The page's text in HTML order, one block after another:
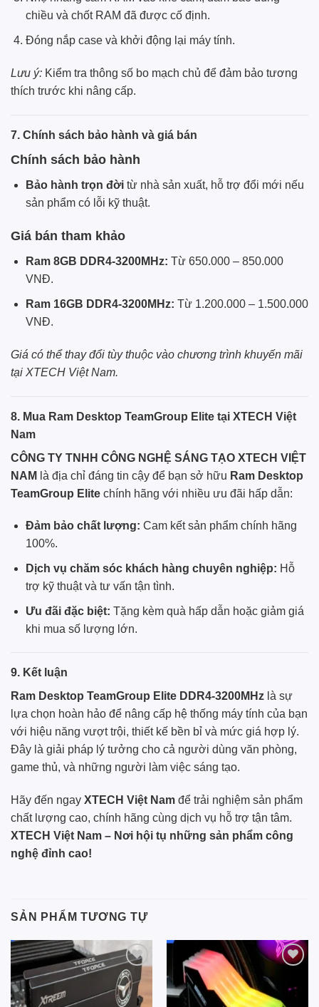
chiều và chốt RAM đã được cố định.
Đóng nắp case và khởi động lại máy tính.
Lưu ý: Kiểm tra thông số bo mạch chủ để đảm bảo tương
thích trước khi nâng cấp.
7. Chính sách bảo hành và giá bán
Chính sách bảo hành
Bảo hành trọn đờitừ nhà sản xuất, hỗ trợ đổi mới nếu
sản phẩm có lỗi kỹ thuật.
Giá bán tham khảo
Ram 8GB DDR4-3200MHz: Từ 650.000 – 850.000
VNĐ.
Ram 16GB DDR4-3200MHz: Từ 1.200.000 – 1.500.000
VNĐ.
Giá có thể thay đổi tùy thuộc vào chương trình khuyến mãi
tại XTECH Việt Nam.
8. Mua Ram Desktop TeamGroup Elite tại XTECH Việt
Nam
CÔNG TY TNHH CÔNG NGHỆ SÁNG TẠO XTECH VIỆT
NAM là địa chỉ đáng tin cậy để bạn sở hữu Ram Desktop
TeamGroup Elite chính hãng với nhiều ưu đãi hấp dẫn:
Đảm bảo chất lượng: Cam kết sản phẩm chính hãng
100%.
Dịch vụ chăm sóc khách hàng chuyên nghiệp: Hỗ
trợ kỹ thuật và tư vấn tận tình.
Ưu đãi đặc biệt: Tặng kèm quà hấp dẫn hoặc giảm giá
khi mua số lượng lớn.
9. Kết luận
Ram Desktop TeamGroup Elite DDR4-3200MHz là sự
lựa chọn hoàn hảo để nâng cấp hệ thống máy tính của bạn
với hiệu năng vượt trội, thiết kế bền bỉ và mức giá hợp lý.
Đây là giải pháp lý tưởng cho cả người dùng văn phòng,
game thủ, và những người làm việc sáng tạo.
Hãy đến ngay XTECH Việt Nam để trải nghiệm sản phẩm
chất lượng cao, chính hãng cùng dịch vụ hỗ trợ tận tâm.
XTECH Việt Nam – Nơi hội tụ những sản phẩm công
nghệ đỉnh cao!
SẢN PHẨM TƯƠNG TỰ
Add to
wishlist
wishlist